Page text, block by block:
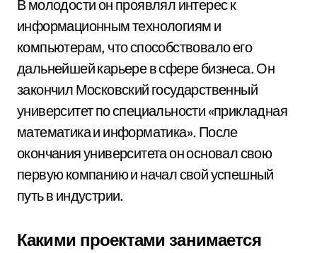
В молодости он проявлял интерес к
информационным технологиям и
компьютерам, что способствовало его
дальнейшей карьере в сфере бизнеса. Он
закончил Московский государственный
университет по специальности «прикладная
математика и информатика». После
окончания университета он основал свою
первую компанию и начал свой успешный
путь в индустрии.
Какими проектами занимается